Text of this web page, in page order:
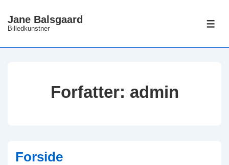
Hop
hovedindhold
Jane Balsgaard
Billedkunstner
Forfatter: admin
Forside